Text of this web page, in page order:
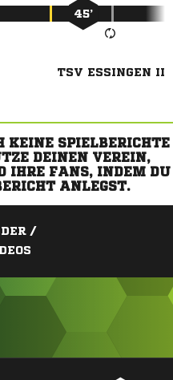
45’
TSV ESSINGEN II
KEINE SPIELBERICHTE
DEINEN VEREIN,
IHRE FANS, INDEM DU
ANLEGST.
/